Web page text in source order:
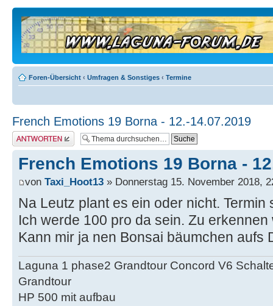
Foren-Übersicht ‹ Umfragen & Sonstiges ‹ Termine
French Emotions 19 Borna - 12.-14.07.2019
Antwort erstellen
French Emotions 19 Borna -
von Taxi_Hoot13 » Donnerstag 15. November 2018,
Na Leutz plant es ein oder nicht. Termin
Ich werde 100 pro da sein. Zu
Kann mir ja nen Bonsai bäumchen aufs
Laguna 1 phase2 Grandtour Concord V6
Grandtour
HP 500 mit aufbau